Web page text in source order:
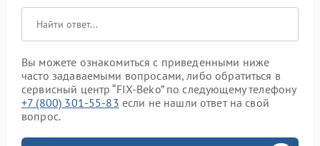
Вы можете ознакомиться с приведенными ниже
часто задаваемыми вопросами, либо обратиться в
сервисный центр “FIX-Beko” по следующему телефону
+7 (800) 301-55-83 если не нашли ответ на свой
вопрос.